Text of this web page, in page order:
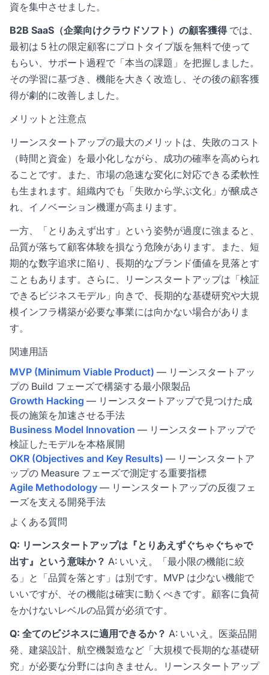
資を集中させました。
B2B SaaS（企業向けクラウドソフト）の顧客獲得では、
最初は 5 社の限定顧客にプロトタイプ版を無料で使って
もらい、サポート過程で「本当の課題」を把握しました。
その学習に基づき、機能を大きく改造し、その後の顧客獲
得が劇的に改善しました。
メリットと注意点
リーンスタートアップの最大のメリットは、失敗のコスト
（時間と資金）を最小化しながら、成功の確率を高められ
ることです。また、市場の急速な変化に対応できる柔軟性
も生まれます。組織内でも「失敗から学ぶ文化」が醸成さ
れ、イノベーション機運が高まります。
一方、「とりあえず出す」という姿勢が過度に強まると、
品質が落ちて顧客体験を損なう危険があります。また、短
期的な数字追求に陥り、長期的なブランド価値を見落とす
こともあります。さらに、リーンスタートアップは「検証
できるビジネスモデル」向きで、長期的な基礎研究や大規
模インフラ構築が必要な事業には向かない場合がありま
す。
関連用語
MVP (Minimum Viable Product) — リーンスタートアッ
プの Build フェーズで構築する最小限製品
Growth Hacking — リーンスタートアップで見つけた成
長の施策を加速させる手法
Business Model Innovation — リーンスタートアップで
検証したモデルを本格展開
OKR (Objectives and Key Results) — リーンスタートア
ップの Measure フェーズで測定する重要指標
Agile Methodology — リーンスタートアップの反復フェ
ーズを支える開発手法
よくある質問
Q: リーンスタートアップは『とりあえずぐちゃぐちゃで
出す』という意味か？ A: いいえ。「最小限の機能に絞
る」と「品質を落とす」は別です。MVP は少ない機能で
いいですが、その機能は確実に動くべきです。顧客に負荷
をかけないレベルの品質が必須です。
Q: 全てのビジネスに適用できるか？ A: いいえ。医薬品開
発、建築設計、航空機製造など「大規模で長期的な基礎研
究」が必要な分野には向きません。リーンスタートアップ